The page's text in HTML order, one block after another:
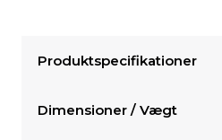
Produktspecifikationer
Dimensioner / Vægt